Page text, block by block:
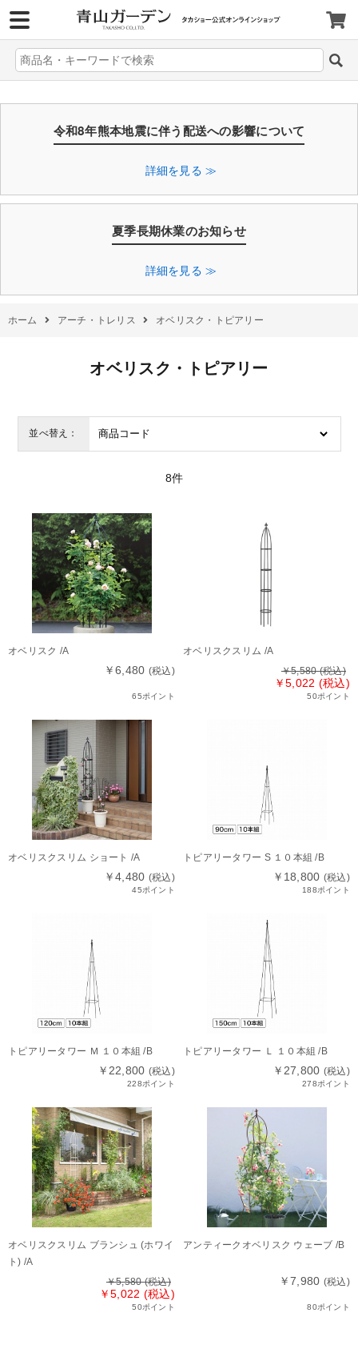
令和8年熊本地震に伴う配送への影響について
詳細を見る ≫
夏季長期休業のお知らせ
詳細を見る ≫
オベリスク・トピアリー
並べ替え：
8件
オベリスク /A
￥6,480 (税込)
65ポイント
オベリスクスリム /A
￥5,580(税込)
￥5,022 (税込)
50ポイント
オベリスクスリム ショート /A
￥4,480 (税込)
45ポイント
トピアリータワー S １０本組 /B
￥18,800 (税込)
188ポイント
トピアリータワー Ｍ １０本組 /B
￥22,800 (税込)
228ポイント
トピアリータワー Ｌ １０本組 /B
￥27,800 (税込)
278ポイント
オベリスクスリム ブランシュ (ホワイ
ト) /A
￥5,580(税込)
￥5,022 (税込)
50ポイント
アンティークオベリスク ウェーブ /B
￥7,980 (税込)
80ポイント
ホーム アーチ・トレリス オベリスク・トピアリー